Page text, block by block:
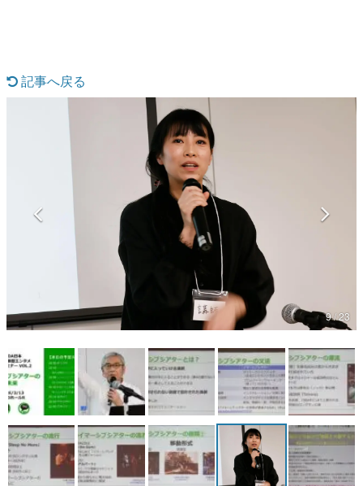
なんでゲームは面白い？
ゲーム開発者・hamatsu氏がゲームの魅力を画面や操作の
具体的な形から解き明かしていく、硬派で骨太な評論連載
ゲームが変えた日本語
「経験値」「裏技」「ラスボス」… ゲームにまつわる言葉
の起源や用法の変遷を、コンピューター文化史研究家・タ
イニーP氏が徹底調査。
カテゴリ
マンガ
アプリレビュー
その他
電ファミニコゲーマーとは？
運営：株式会社マレ
記事へ戻る
9 / 23